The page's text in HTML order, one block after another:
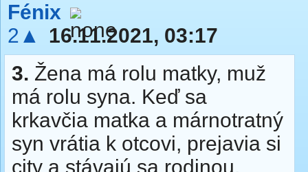
Fénix
2▲
16.11.2021, 03:17
3. Žena má rolu matky, muž
má rolu syna. Keď sa
krkavčia matka a márnotratný
syn vrátia k otcovi, prejavia si
city a stávajú sa rodinou.